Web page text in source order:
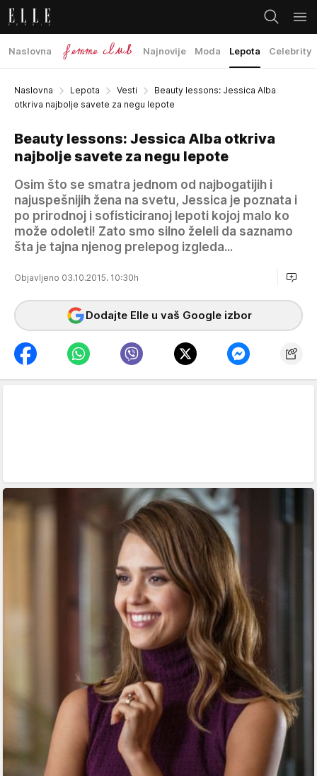
Naslovna Najnovije Moda Lepota Celebrity
Naslovna Lepota Vesti
Beauty lessons: Jessica Alba
otkriva najbolje savete za negu lepote
Beauty lessons: Jessica Alba otkriva
najbolje savete za negu lepote
Osim što se smatra jednom od najbogatijih i
najuspešnijih žena na svetu, Jessica je poznata i
po prirodnoj i sofisticiranoj lepoti kojoj malo ko
može odoleti! Zato smo silno želeli da saznamo
šta je tajna njenog prelepog izgleda...
Objavljeno 03.10.2015. 10:30h
Dodajte Elle u vaš Google izbor